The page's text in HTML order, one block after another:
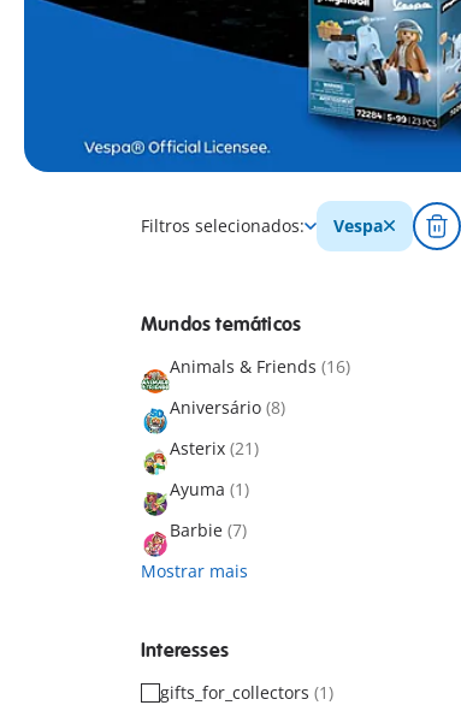
Filtros selecionados: Vespa
Mundos temáticos
Animals & Friends (16)
Aniversário (8)
Asterix (21)
Ayuma (1)
Barbie (7)
Mostrar mais
Interesses
gifts_for_collectors (1)